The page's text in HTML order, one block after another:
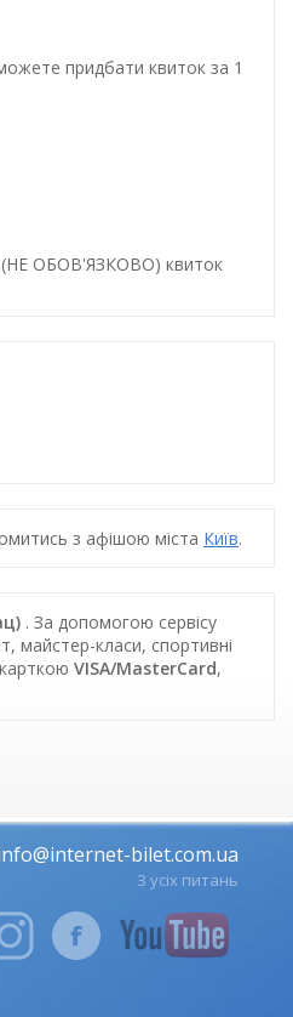
придбати квиток за 1
(НЕ ОБОВ'ЯЗКОВО) квиток
з афішою міста Київ.
. За допомогою сервісу
майстер-класи, спортивні
VISA/MasterCard,
bilet.com.ua
З усіх питань